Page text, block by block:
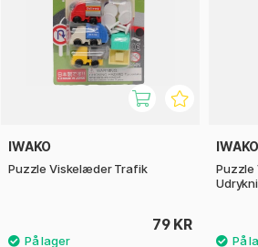
IWAKO
Puzzle Viskelæder Trafik
79 KR
IWAKO